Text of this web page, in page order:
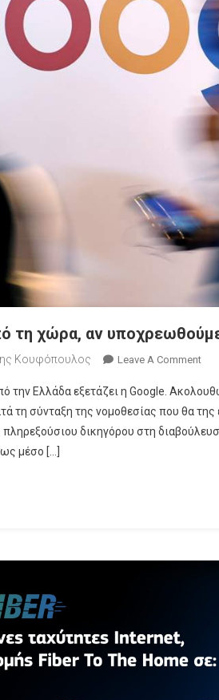
ΕΝΕΔ
τη χώρα, αν
Κουφόπουλος Leave A CommentOn
Τη
την Ελλάδα εξετάζει η Google.
τη σύνταξη της νομοθεσίας που θα
δικηγόρου στη
μέσο […]